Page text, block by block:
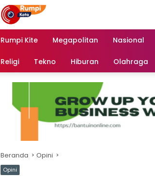
Rumpi Kite Megapolitan Nasional
Religi Tekno Hiburan Olahraga
Beranda Opini
Opini